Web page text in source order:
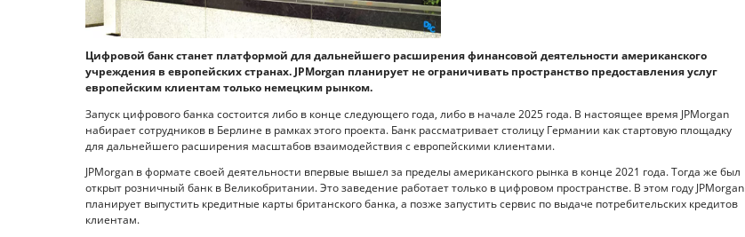
Цифровой банк станет платформой для дальнейшего расширения финансовой деятельности американского
учреждения в европейских странах. JPMorgan планирует не ограничивать пространство предоставления услуг
европейским клиентам только немецким рынком.
Запуск цифрового банка состоится либо в конце следующего года, либо в начале 2025 года. В настоящее время JPMorgan
набирает сотрудников в Берлине в рамках этого проекта. Банк рассматривает столицу Германии как стартовую площадку
для дальнейшего расширения масштабов взаимодействия с европейскими клиентами.
JPMorgan в формате своей деятельности впервые вышел за пределы американского рынка в конце 2021 года. Тогда же был
открыт розничный банк в Великобритании. Это заведение работает только в цифровом пространстве. В этом году JPMorgan
планирует выпустить кредитные карты британского банка, а позже запустить сервис по выдаче потребительских кредитов
клиентам.